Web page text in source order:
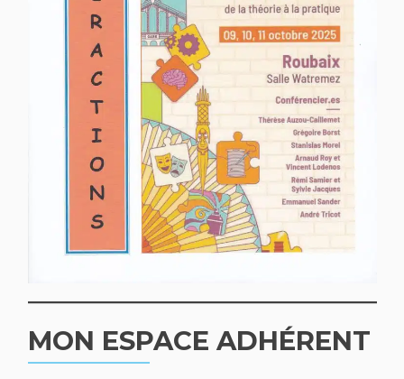
MON ESPACE ADHÉRENT